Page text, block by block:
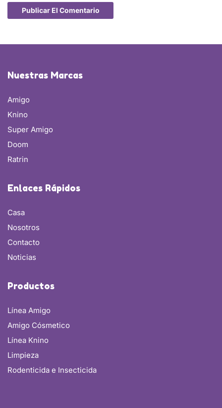
Nuestras Marcas
Amigo
Knino
Super Amigo
Doom
Ratrin
Enlaces Rápidos
Casa
Nosotros
Contacto
Noticias
Productos
Línea Amigo
Amigo Cósmetico
Línea Knino
Limpieza
Rodenticida e Insecticida